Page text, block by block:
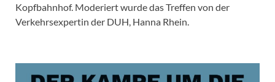
Kopfbahnhof. Moderiert wurde das Treffen von der
Verkehrsexpertin der DUH, Hanna Rhein.